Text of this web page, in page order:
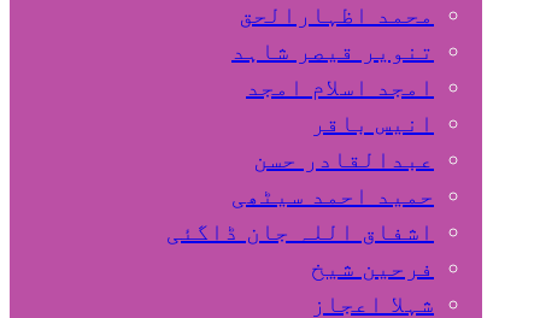
محمد اظہارالحق
تنویر قیصر شاہد
امجد اسلام امجد
انیس باقر
عبدالقادر حسن
حمید احمد سیٹھی
اشفاق اللہ جان ڈاگئی
فرحین شیخ
شہلا اعجاز